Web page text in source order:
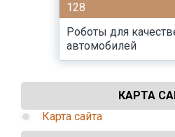
128
Роботы для
автомобилей
КАРТА
Карта сайта